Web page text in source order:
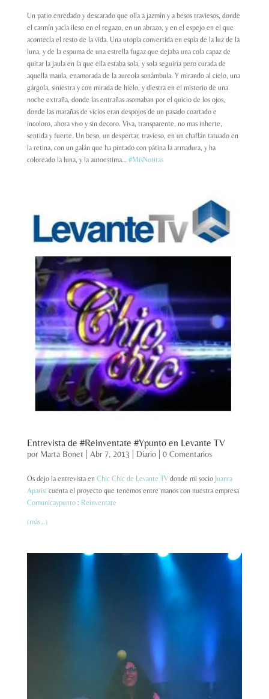
Un patio enredado y descarado que olía a jazmín y a besos traviesos, donde
el carmín yacía ileso en el regazo, en un abrazo, y en el espejo en el que
acontecía el resto de la vida. Una utopía convertida en espía de la luz de la
luna, y de la espuma de una estrella fugaz que dejaba una cola capaz de
quitar la jaula en la que ella estaba sola, y sola seguiría pero curada de
aquella maula, enamorada de la aureola sonámbula. Y mirando al cielo, una
gárgola, siniestra y con mirada de hielo, y diestra en el misterio de una
noche extraña, donde las entrañas asomaban por el quicio de los ojos,
donde las marañas de vicios eran despojos de un pasado coartado e
incoloro, ahora vivo y sin decoro. Viva, transparente, no mas inherte,
sentida y fuerte. Un beso, un despertar, travieso, en un chaflán tatuado en
la retina, con un galán que ha pintado con pátina la armadura, y ha
coloreado la luna, y la autoestima… #MisNotitas
Entrevista de #Reinventate #Ypunto en Levante TV
por Marta Bonet Abr 7, 2013 Diario| 0 Comentarios
Os dejo la entrevista en Chic Chic de Levante TVdonde mi socio Juanra
Aparisi cuenta el proyecto que tenemos entre manos con nuestra empresa
Comunicaypunto: Reinventate
(más…)